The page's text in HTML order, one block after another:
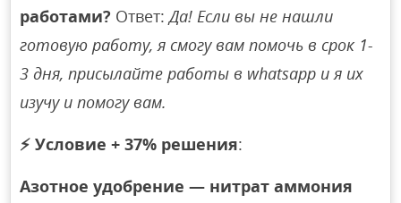
работами? Ответ:Да! Если вы не нашли
готовую работу, я смогу вам помочь в срок 1-
3 дня, присылайте работы в whatsapp и я их
изучу и помогу вам.
⚡ Условие + 37% решения:
Азотное удобрение — нитрат аммония